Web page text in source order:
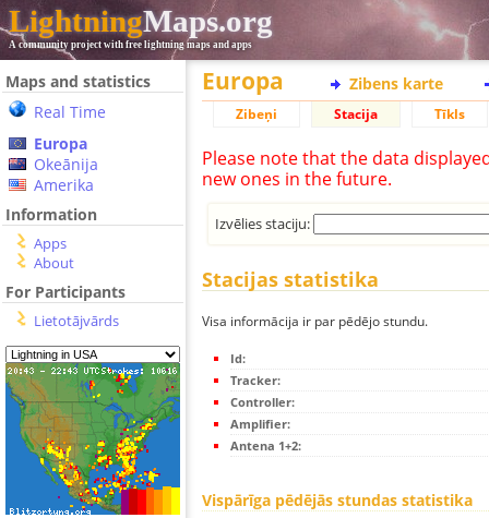
LightningMaps.org
A community project with free lightning maps and apps
Maps and statistics
Real Time
Europa
Okeānija
Amerika
Information
Apps
About
For Participants
Lietotājvārds
Europa Zibens karte
Zibeņi Stacija Tīkls
Please note that the data
new ones in the future.
Izvēlies staciju:
Stacijas statistika
Visa informācija ir par pēdējo stundu.
Id:
Tracker:
Controller:
Amplifier:
Antena 1+2:
Vispārīga pēdējās stundas statistika